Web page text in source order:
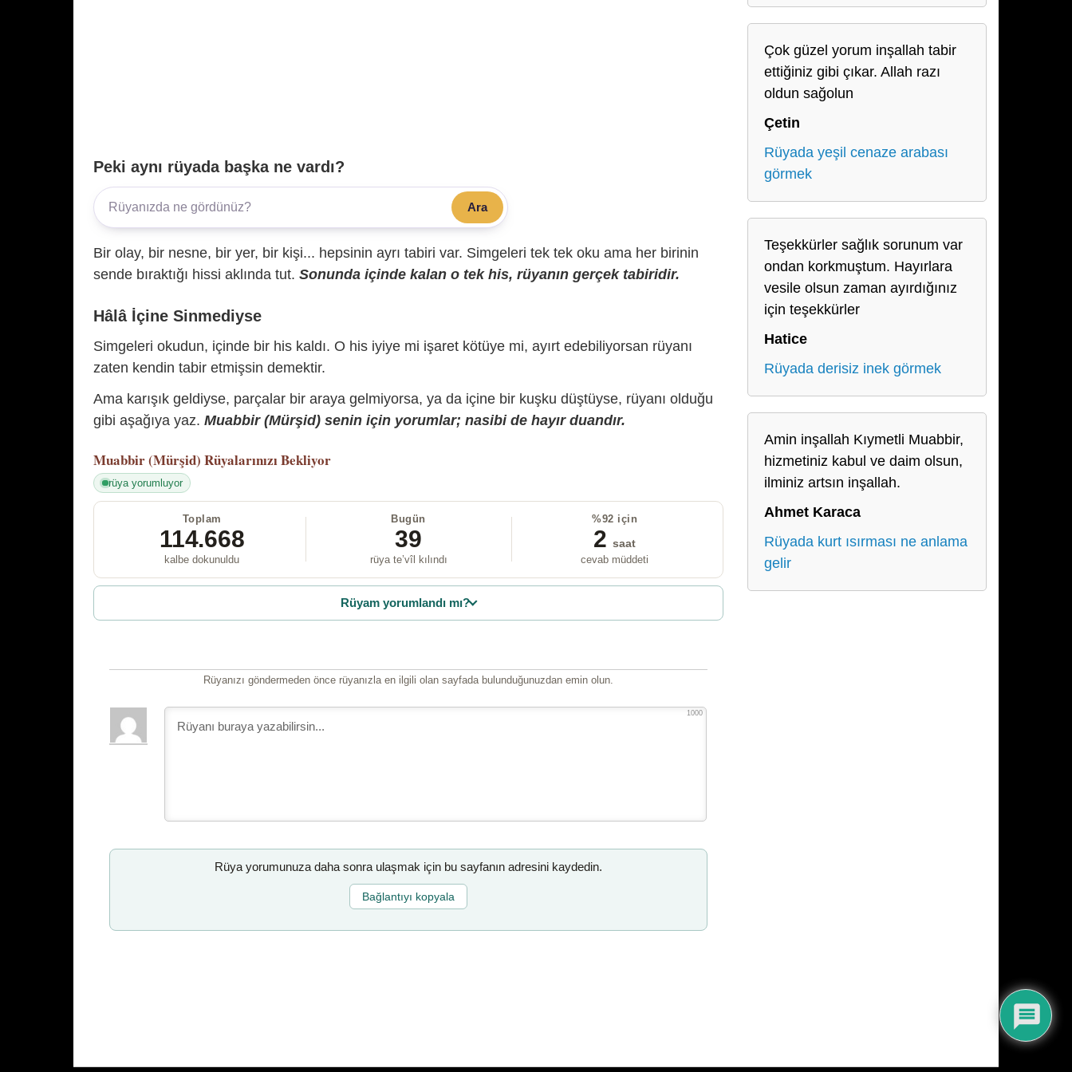
Peki aynı rüyada başka ne vardı?
Ara
Bir olay, bir nesne, bir yer, bir kişi... hepsinin ayrı tabiri var. Simgeleri tek tek oku ama her birinin
sende bıraktığı hissi aklında tut. Sonunda içinde kalan o tek his, rüyanın gerçek tabiridir.
Hâlâ İçine Sinmediyse
Simgeleri okudun, içinde bir his kaldı. O his iyiye mi işaret kötüye mi, ayırt edebiliyorsan rüyanı
zaten kendin tabir etmişsin demektir.
Ama karışık geldiyse, parçalar bir araya gelmiyorsa, ya da içine bir kuşku düştüyse, rüyanı olduğu
gibi aşağıya yaz. Muabbir (Mürşid) senin için yorumlar; nasibi de hayır duandır.
Muabbir (Mürşid) Rüyalarınızı Bekliyor
rüya yorumluyor
Toplam
114.668
kalbe dokunuldu
Bugün
39
rüya te’vîl kılındı
%92 için
2 saat
cevab müddeti
Rüyam yorumlandı mı?
Rüyanızı göndermeden önce rüyanızla en ilgili olan sayfada bulunduğunuzdan emin olun.
1000
Rüya yorumunuza daha sonra ulaşmak için bu sayfanın adresini kaydedin.
Bağlantıyı kopyala
Çok güzel yorum inşallah tabir
ettiğiniz gibi çıkar. Allah razı
oldun sağolun
Çetin
Rüyada yeşil cenaze arabası
görmek
Teşekkürler sağlık sorunum var
ondan korkmuştum. Hayırlara
vesile olsun zaman ayırdığınız
için teşekkürler
Hatice
Rüyada derisiz inek görmek
Amin inşallah Kıymetli Muabbir,
hizmetiniz kabul ve daim olsun,
ilminiz artsın inşallah.
Ahmet Karaca
Rüyada kurt ısırması ne anlama
gelir